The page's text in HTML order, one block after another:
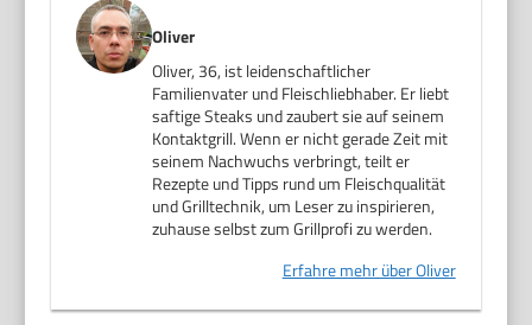
Oliver
Oliver, 36, ist leidenschaftlicher
Familienvater und Fleischliebhaber. Er liebt
saftige Steaks und zaubert sie auf seinem
Kontaktgrill. Wenn er nicht gerade Zeit mit
seinem Nachwuchs verbringt, teilt er
Rezepte und Tipps rund um Fleischqualität
und Grilltechnik, um Leser zu inspirieren,
zuhause selbst zum Grillprofi zu werden.
Erfahre mehr über Oliver